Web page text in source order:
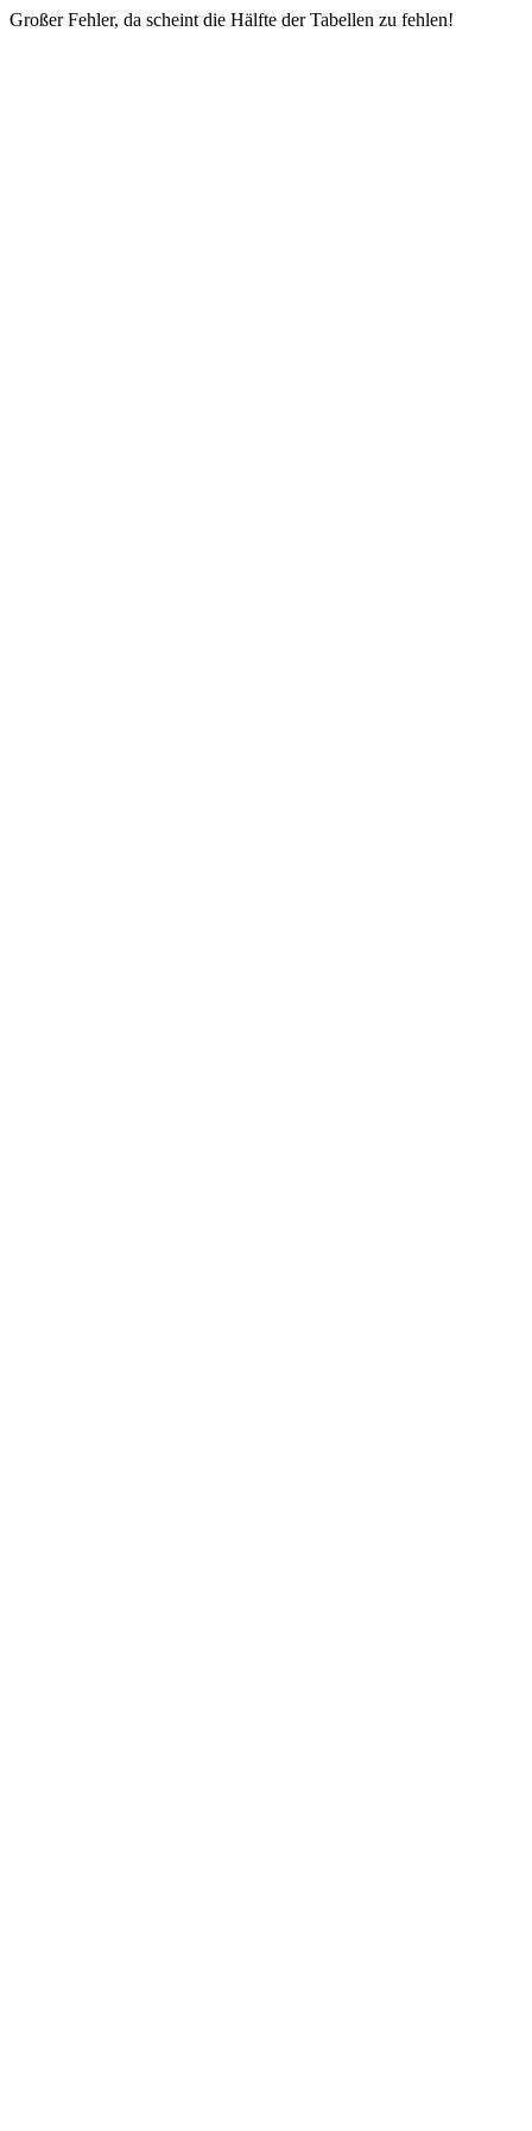
Großer Fehler, da scheint die Hälfte der Tabellen zu fehlen!